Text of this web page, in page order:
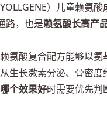
）儿童赖氨酸
路，也是赖氨酸长高产
氨酸复合配方能够以氨
生长激素分泌、骨密度
个效果好时需要优先判